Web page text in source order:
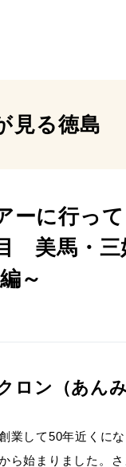
見る徳島
ーに行っ
美馬・三
～
ロン（あんみ
業して50年近くに
ら始まりました。